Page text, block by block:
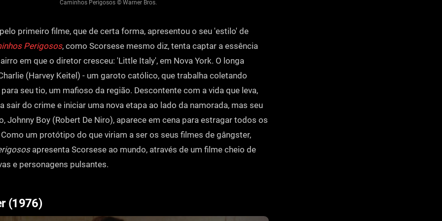
Caminhos Perigosos © Warner Bros.
primeiro filme, que de certa forma, apresentou o seu 'estilo' de
Perigosos, como Scorsese mesmo diz, tenta captar a essência
em que o diretor cresceu: 'Little Italy', em Nova York. O longa
(Harvey Keitel) - um garoto católico, que trabalha coletando
seu tio, um mafioso da região. Descontente com a vida que leva,
sair do crime e iniciar uma nova etapa ao lado da namorada, mas seu
Johnny Boy (Robert De Niro), aparece em cena para estragar todos os
um protótipo do que viriam a ser os seus filmes de gângster,
apresenta Scorsese ao mundo, através de um filme cheio de
e personagens pulsantes.
(1976)